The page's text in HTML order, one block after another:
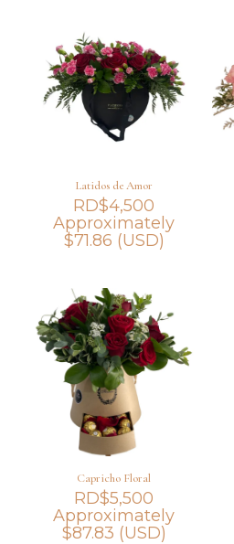
Latidos de Amor
RD$4,500
Approximately
$71.86 (USD)
Capricho Floral
RD$5,500
Approximately
$87.83 (USD)